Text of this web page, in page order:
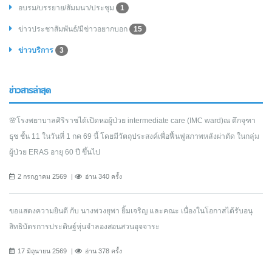
อบรม/บรรยาย/สัมมนา/ประชุม 1
ข่าวประชาสัมพันธ์/มีข่าวอยากบอก 15
ข่าวบริการ 3
ข่าวสารล่าสุด
🌸โรงพยาบาลศิริราชได้เปิดหอผู้ป่วย intermediate care (IMC ward)ณ ตึกจุฑา
ธุช ชั้น 11 ในวันที่ 1 กค 69 นี้ โดยมีวัตถุประสงค์เพื่อฟื้นฟูสภาพหลังผ่าตัด ในกลุ่ม
ผู้ป่วย ERAS อายุ 60 ปี ขึ้นไป
2 กรกฎาคม 2569 อ่าน 340 ครั้ง
ขอแสดงความยินดี กับ นางพวงยุพา ยิ้มเจริญ และคณะ เนื่องในโอกาสได้รับอนุ
สิทธิบัตรการประดิษฐ์หุ่นจำลองสอนสวนอุจจาระ
17 มิถุนายน 2569 อ่าน 378 ครั้ง